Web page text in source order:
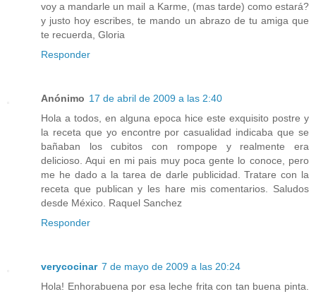
voy a mandarle un mail a Karme, (mas tarde) como estará?
y justo hoy escribes, te mando un abrazo de tu amiga que
te recuerda, Gloria
Responder
Anónimo 17 de abril de 2009 a las 2:40
Hola a todos, en alguna epoca hice este exquisito postre y
la receta que yo encontre por casualidad indicaba que se
bañaban los cubitos con rompope y realmente era
delicioso. Aqui en mi pais muy poca gente lo conoce, pero
me he dado a la tarea de darle publicidad. Tratare con la
receta que publican y les hare mis comentarios. Saludos
desde México. Raquel Sanchez
Responder
verycocinar 7 de mayo de 2009 a las 20:24
Hola! Enhorabuena por esa leche frita con tan buena pinta.